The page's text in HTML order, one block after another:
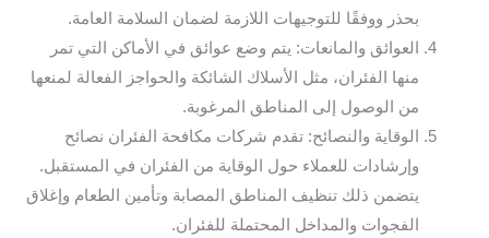
بحذر ووفقًا للتوجيهات اللازمة لضمان السلامة العامة.
العوائق والمانعات: يتم وضع عوائق في الأماكن التي تمر
منها الفئران، مثل الأسلاك الشائكة والحواجز الفعالة لمنعها
من الوصول إلى المناطق المرغوبة.
الوقاية والنصائح: تقدم شركات مكافحة الفئران نصائح
وإرشادات للعملاء حول الوقاية من الفئران في المستقبل.
يتضمن ذلك تنظيف المناطق المصابة وتأمين الطعام وإغلاق
الفجوات والمداخل المحتملة للفئران.